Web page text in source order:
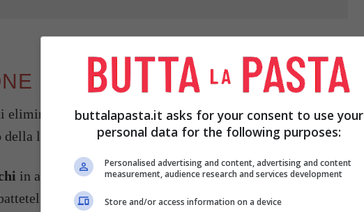
eliminando la parte verde, poi tritateli. Tagliate gli altri a
lunghezza.
in acqua bollente, e spellateli. Avvolgeteli in un po’ di
con il batticarne.
buttalapasta.it asks for your consent to use your
personal data for the following purposes:
Personalised advertising and content, advertising and content
measurement, audience research and services development
Store and/or access information on a device